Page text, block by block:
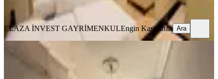
Ara
ELAZA İNVEST GAYRİMENKULEngin Karacihan Ara
MANZARALI
Tarihi Yarımada'da Deniz Manzaralı,
Aydınlık Ve Ferah 2+1 Daire